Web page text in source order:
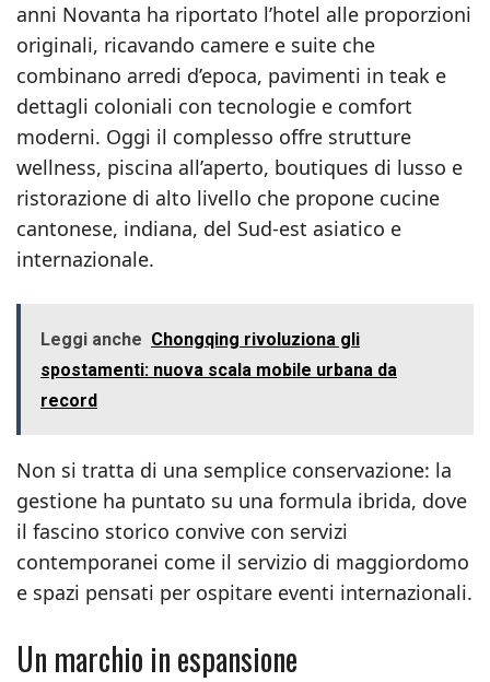
anni Novanta ha riportato l’hotel alle proporzioni
originali, ricavando camere e suite che
combinano arredi d’epoca, pavimenti in teak e
dettagli coloniali con tecnologie e comfort
moderni. Oggi il complesso offre strutture
wellness, piscina all’aperto, boutiques di lusso e
ristorazione di alto livello che propone cucine
cantonese, indiana, del Sud-est asiatico e
internazionale.
Leggi anche Chongqing rivoluziona gli
spostamenti: nuova scala mobile urbana da
record
Non si tratta di una semplice conservazione: la
gestione ha puntato su una formula ibrida, dove
il fascino storico convive con servizi
contemporanei come il servizio di maggiordomo
e spazi pensati per ospitare eventi internazionali.
Un marchio in espansione